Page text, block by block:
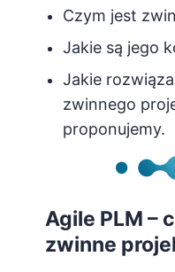
Czym jest
Jakie są jego
Jakie
zwinnego
proponujemy.
Agile PLM –
zwinne